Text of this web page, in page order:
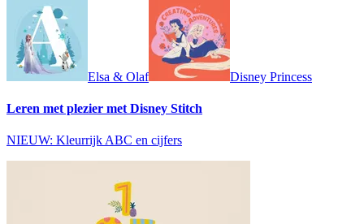
Elsa & Olaf Disney Princess
Leren met plezier met Disney Stitch
NIEUW: Kleurrijk ABC en cijfers